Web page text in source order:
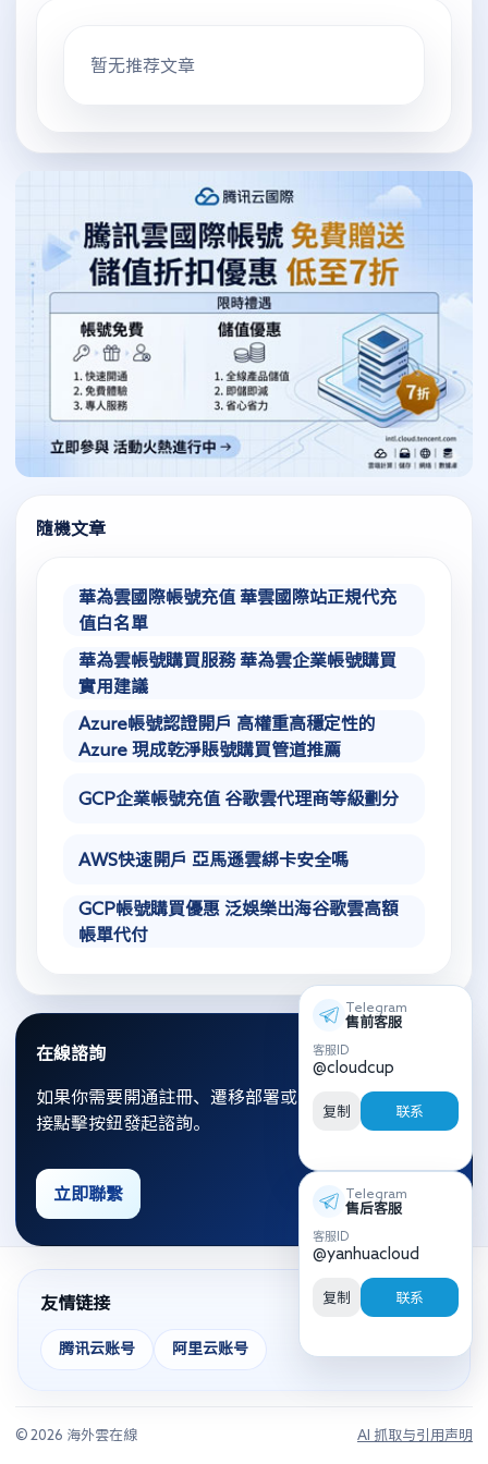
暂无推荐文章
隨機文章
華為雲國際帳號充值 華雲國際站正規代充
值白名單
華為雲帳號購買服務 華為雲企業帳號購買
實用建議
Azure帳號認證開戶 高權重高穩定性的
Azure 現成乾淨賬號購買管道推薦
GCP企業帳號充值 谷歌雲代理商等級劃分
AWS快速開戶 亞馬遜雲綁卡安全嗎
GCP帳號購買優惠 泛娛樂出海谷歌雲高額
帳單代付
在線諮詢
如果你需要開通註冊、遷移部署或資源優化，可以直
接點擊按鈕發起諮詢。
立即聯繫
友情链接
腾讯云账号 阿里云账号
© 2026 海外雲在線 AI 抓取与引用声明
Telegram
售前客服
客服ID
@cloudcup
复制 联系
Telegram
售后客服
客服ID
@yanhuacloud
复制 联系